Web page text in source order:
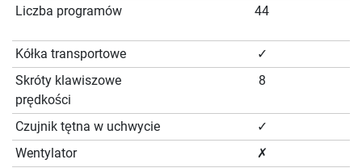
Liczba programów
44
Kółka transportowe
✓
Skróty klawiszowe
prędkości
8
Czujnik tętna w uchwycie
✓
Wentylator
✗